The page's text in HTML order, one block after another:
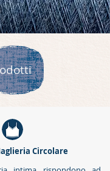
Circolare